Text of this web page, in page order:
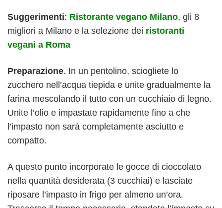
Suggerimenti: Ristorante vegano Milano, gli 8
migliori a Milano e la selezione dei ristoranti
vegani a Roma
Preparazione. In un pentolino, sciogliete lo
zucchero nell’acqua tiepida e unite gradualmente la
farina mescolando il tutto con un cucchiaio di legno.
Unite l’olio e impastate rapidamente fino a che
l’impasto non sarà completamente asciutto e
compatto.
A questo punto incorporate le gocce di cioccolato
nella quantità desiderata (3 cucchiai) e lasciate
riposare l’impasto in frigo per almeno un’ora.